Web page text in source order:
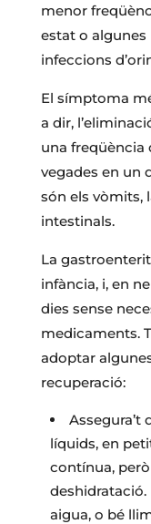
menor
estat o
infeccions
El símptoma
a dir,
una freqüència
vegades en un
són els vòmits,
intestinals.
La
infància, i, en
dies sense
medicaments.
adoptar
recuperació:
Assegura’t
líquids, en
contínua,
aigua, o bé